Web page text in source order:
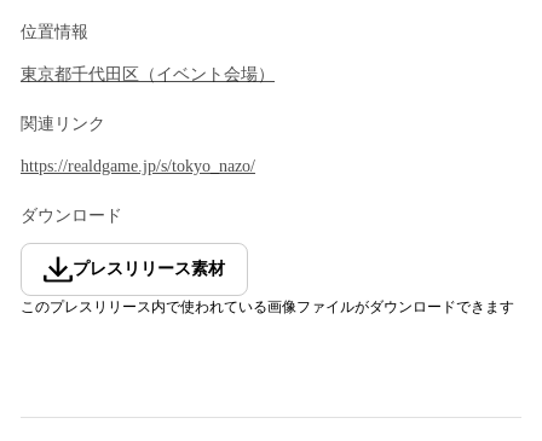
位置情報
東京都千代田区 （ イベント会場）
関連リンク
https://realdgame.jp/s/tokyo_nazo/
ダウンロード
プレスリリース素材
このプレスリリース内で使われている画像ファイルがダウンロードできます